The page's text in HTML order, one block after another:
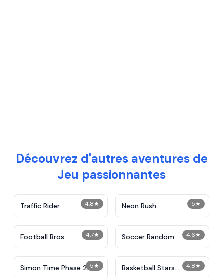
Découvrez d'autres aventures de
Jeu passionnantes
4.8★
Traffic Rider 5★
Neon Rush
4.7★
Football Bros 4.6★
Soccer Random
5★
Simon Time Phase 2 4.8★
Basketball Stars